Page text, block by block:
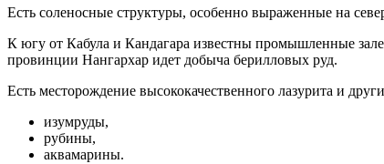
Есть соленосные структуры, особенно выраженные на
К югу от Кабула и Кандагара известны промышленные
провинции Нангархар идет добыча берилловых руд.
Есть месторождение высококачественного лазурита и
изумруды,
рубины,
аквамарины.